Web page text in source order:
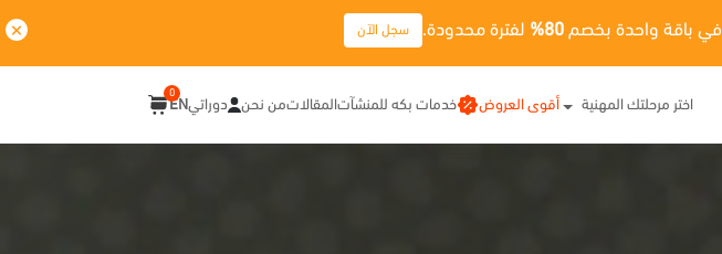
في باقة واحدة بخصم 80% لفترة محدودة. سجل الآن
اختر مرحلتك المهنية أقوى العروض خدمات بكه للمنشآتالمقالاتمن نحن دوراتيEN
0